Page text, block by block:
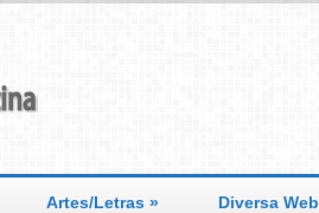
Artes/Letras » Diversa Web